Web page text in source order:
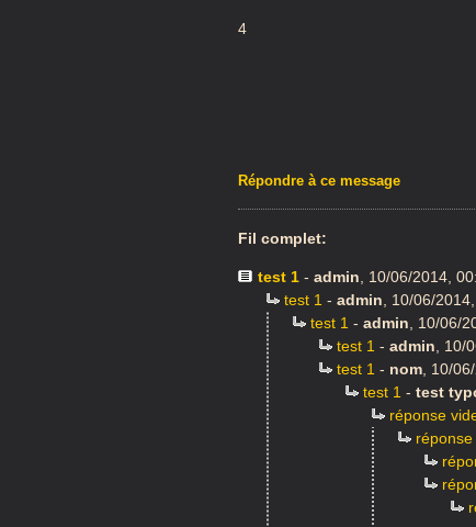
4
Répondre à ce message
Fil complet:
test 1 - admin
10/06/2014,
test 1 - admin
10/06/
test 1 - admin
10/06/
test 1 - admin
10/
test 1 - nom 10/
test 1 - test
réponse